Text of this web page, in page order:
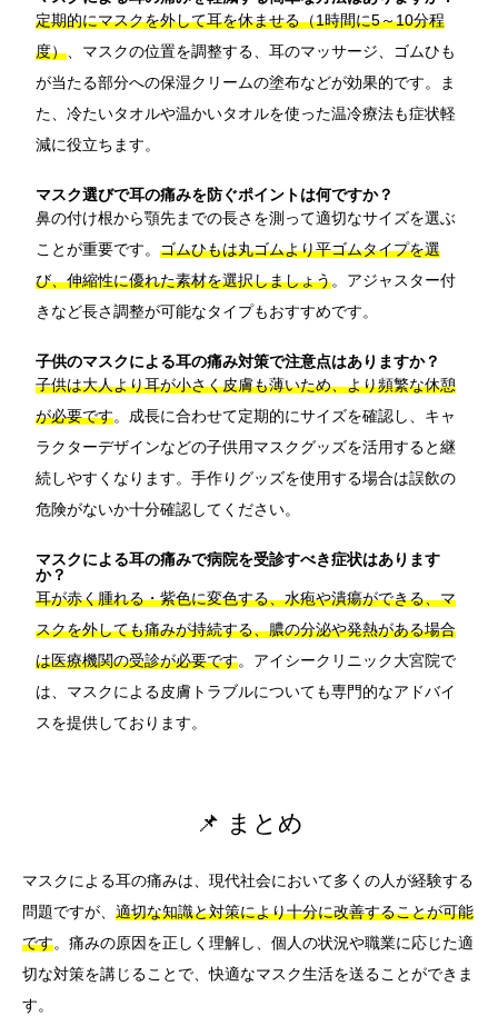
定期的にマスクを外して耳を休ませる（1時間に5～10分程
度） 、マスクの位置を調整する、耳のマッサージ、ゴムひも
が当たる部分への保湿クリームの塗布などが効果的です。ま
た、冷たいタオルや温かいタオルを使った温冷療法も症状軽
減に役立ちます。
マスク選びで耳の痛みを防ぐポイントは何ですか？
鼻の付け根から顎先までの長さを測って適切なサイズを選ぶ
ことが重要です。 ゴムひもは丸ゴムより平ゴムタイプを選
び、伸縮性に優れた素材を選択しましょう。アジャスター付
きなど長さ調整が可能なタイプもおすすめです。
子供のマスクによる耳の痛み対策で注意点はありますか？
子供は大人より耳が小さく皮膚も薄いため、より頻繁な休憩
が必要です。成長に合わせて定期的にサイズを確認し、キャ
ラクターデザインなどの子供用マスクグッズを活用すると継
続しやすくなります。手作りグッズを使用する場合は誤飲の
危険がないか十分確認してください。
マスクによる耳の痛みで病院を受診すべき症状はあります
か？
耳が赤く腫れる・紫色に変色する、水疱や潰瘍ができる、マ
スクを外しても痛みが持続する、膿の分泌や発熱がある場合
は医療機関の受診が必要です。アイシークリニック大宮院で
は、マスクによる皮膚トラブルについても専門的なアドバイ
スを提供しております。
📌 まとめ
マスクによる耳の痛みは、現代社会において多くの人が経験する
問題ですが、 適切な知識と対策により十分に改善することが可能
です。痛みの原因を正しく理解し、個人の状況や職業に応じた適
切な対策を講じることで、快適なマスク生活を送ることができま
す。